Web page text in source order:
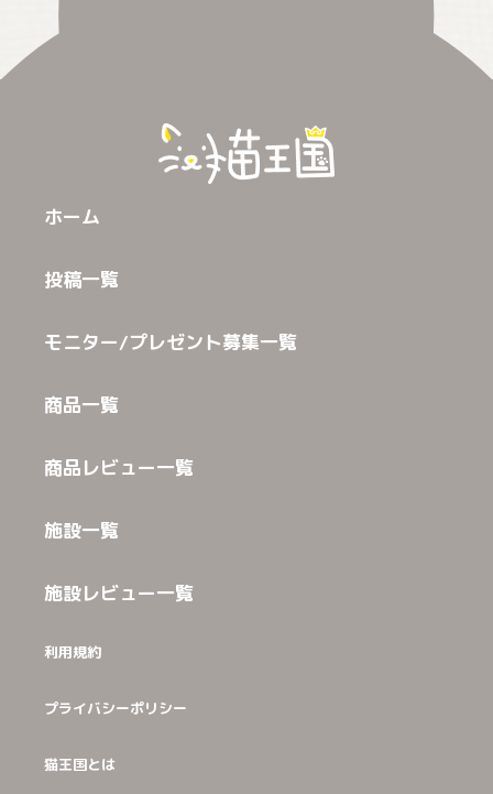
ホーム
投稿一覧
モニター/プレゼント募集一覧
商品一覧
商品レビュー一覧
施設一覧
施設レビュー一覧
利用規約
プライバシーポリシー
猫王国とは